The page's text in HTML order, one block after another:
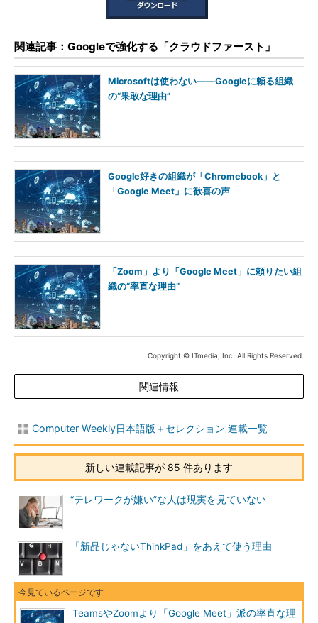
関連記事：Googleで強化する「クラウドファースト」
Microsoftは使わない――Googleに頼る組織
の“果敢な理由”
Google好きの組織が「Chromebook」と
「Google Meet」に歓喜の声
「Zoom」より「Google Meet」に頼りたい組
織の“率直な理由”
Copyright © ITmedia, Inc. All Rights Reserved.
関連情報
Computer Weekly日本語版＋セレクション 連載一覧
新しい連載記事が 85 件あります
“テレワークが嫌い”な人は現実を見ていない
「新品じゃないThinkPad」をあえて使う理由
TeamsやZoomより「Google Meet」派の率直な理